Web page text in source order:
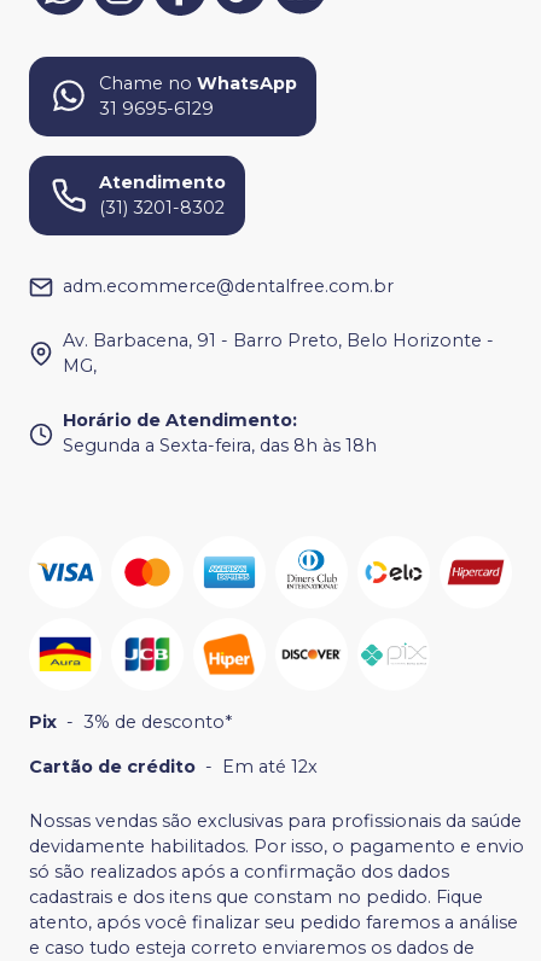
Chame no WhatsApp
31 9695-6129
Atendimento
(31) 3201-8302
adm.ecommerce@dentalfree.com.br
Av. Barbacena, 91 - Barro Preto, Belo Horizonte -
MG,
Horário de Atendimento:
Segunda a Sexta-feira, das 8h às 18h
Pix - 3% de desconto*
Cartão de crédito - Em até 12x
Nossas vendas são exclusivas para profissionais da saúde
devidamente habilitados. Por isso, o pagamento e envio
só são realizados após a confirmação dos dados
cadastrais e dos itens que constam no pedido. Fique
atento, após você finalizar seu pedido faremos a análise
e caso tudo esteja correto enviaremos os dados de